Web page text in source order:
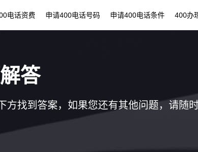
电话资费 申请400电话号码 申请400电话条件 400办
答
找到答案，如果您还有其他问题，请随